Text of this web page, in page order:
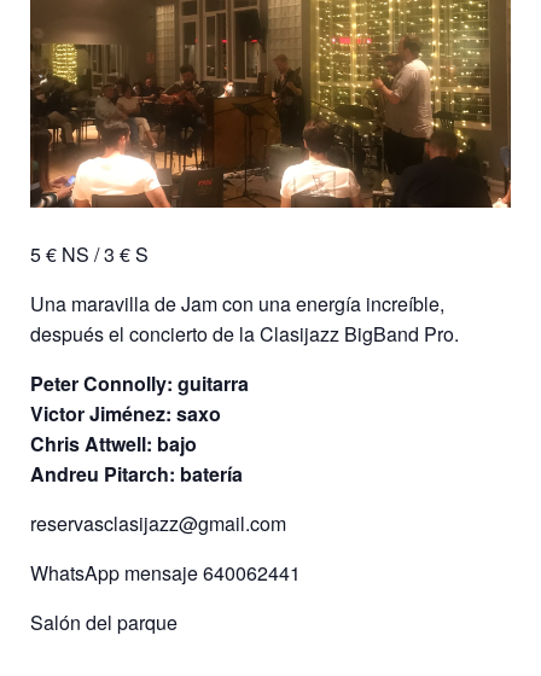
5 € NS / 3 € S
Una maravilla de Jam con una energía increíble,
después el concierto de la Clasijazz BigBand Pro.
Peter Connolly: guitarra
Victor Jiménez: saxo
Chris Attwell: bajo
Andreu Pitarch: batería
reservasclasijazz@gmail.com
WhatsApp mensaje 640062441
Salón del parque